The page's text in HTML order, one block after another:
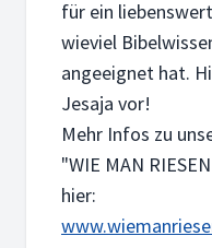
für ein
wieviel
angeeignet hat.
Jesaja vor!
Mehr Infos zu
"WIE MAN
hier: